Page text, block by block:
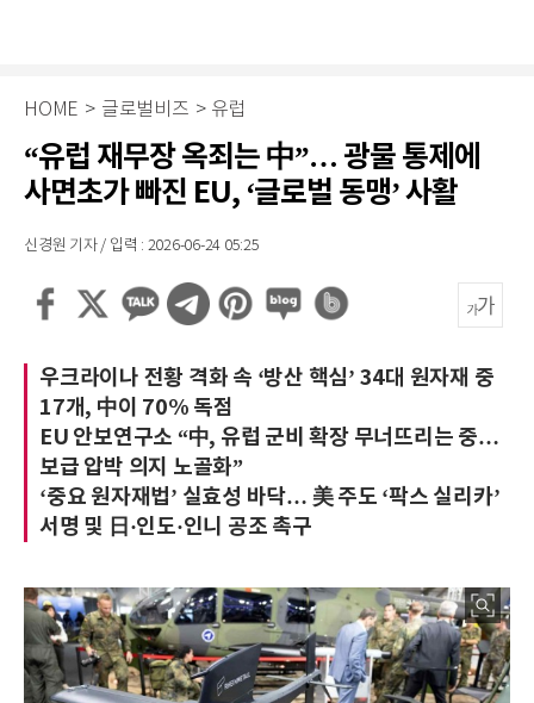
HOME > 글로벌비즈 > 유럽
“유럽 재무장 옥죄는 中”… 광물 통제에
사면초가 빠진 EU, ‘글로벌 동맹’ 사활
신경원 기자 / 입력 : 2026-06-24 05:25
우크라이나 전황 격화 속 ‘방산 핵심’ 34대 원자재 중
17개, 中이 70% 독점
EU 안보연구소 “中, 유럽 군비 확장 무너뜨리는 중…
보급 압박 의지 노골화”
‘중요 원자재법’ 실효성 바닥… 美 주도 ‘팍스 실리카’
서명 및 日·인도·인니 공조 촉구